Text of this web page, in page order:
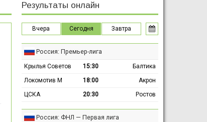
Результаты онлайн
Вчера Сегодня Завтра
Россия: Премьер-лига
Крылья Советов 15:30
Балтика
Локомотив М
18:00
Акрон
ЦСКА
20:30 Ростов
Россия: ФНЛ — Первая лига